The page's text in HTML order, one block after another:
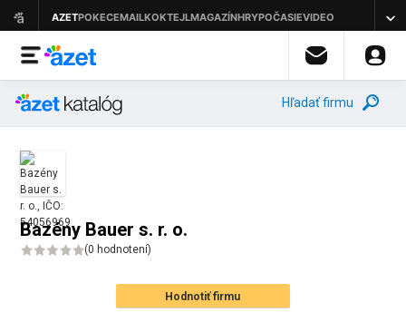
Hľadať firmu
Bazény Bauer s. r. o.
(0 hodnotení)
Hodnotiť firmu